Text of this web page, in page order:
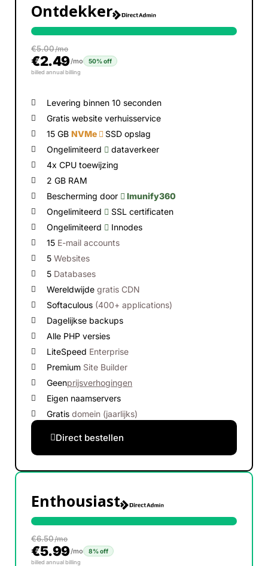
Ontdekker
€5.00/mo
€2.49 /mo 50% off
billed annual billing
Levering binnen 10 seconden
Gratis website verhuisservice
15 GBNVMe
SSD opslag
Ongelimiteerd
dataverkeer
4x CPU toewijzing
2 GB RAM
Bescherming door
Imunify360
Ongelimiteerd
SSL certificaten
Ongelimiteerd
Innodes
15 E-mail accounts
5Websites
5 Databases
Wereldwijdegratis CDN
Softaculous (400+ applications)
Dagelijkse backups
Alle PHP versies
LiteSpeed Enterprise
Premium Site Builder
Geenprijsverhogingen
Eigen naamservers
Gratisdomein (jaarlijks)
Direct bestellen
Enthousiast
€6.50/mo
€5.99 /mo 8% off
billed annual billing